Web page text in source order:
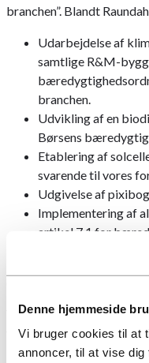
Denne hjemmeside
Vi bruger cookies til at
annoncer, til at vise
branchen”. Blandt
Udarbejdelse af
samtlige R&M-
branchen.
Udvikling af en
Børsens
Etablering af
svarende til vores
Udgivelse af
Implementering af
artikel 7.1 for
Raundahl & Moesby
Vi kan i øvrigt henvise til
vores artikel. "Vi ønsker
- Læsher